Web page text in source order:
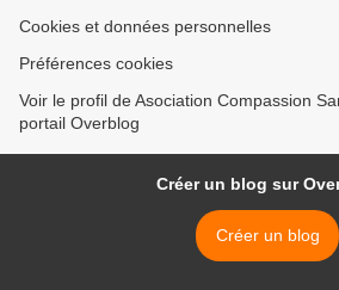
Cookies et données personnelles
Préférences cookies
Voir le profil de Asociation Compassion
portail Overblog
Créer un blog sur
Créer un blog